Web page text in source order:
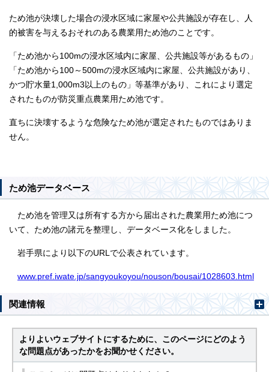
ため池が決壊した場合の浸水区域に家屋や公共施設が存在し、人
的被害を与えるおそれのある農業用ため池のことです。
「ため池から100mの浸水区域内に家屋、公共施設等があるもの」
「ため池から100～500mの浸水区域内に家屋、公共施設があり、
かつ貯水量1,000m3以上のもの」等基準があり、これにより選定
されたものが防災重点農業用ため池です。
直ちに決壊するような危険なため池が選定されたものではありま
せん。
ため池データベース
ため池を管理又は所有する方から届出された農業用ため池につ
いて、ため池の諸元を整理し、データベース化をしました。
岩手県により以下のURLで公表されています。
www.pref.iwate.jp/sangyoukoyou/nouson/bousai/1028603.html
関連情報
よりよいウェブサイトにするために、このページにどのよう
な問題点があったかをお聞かせください。